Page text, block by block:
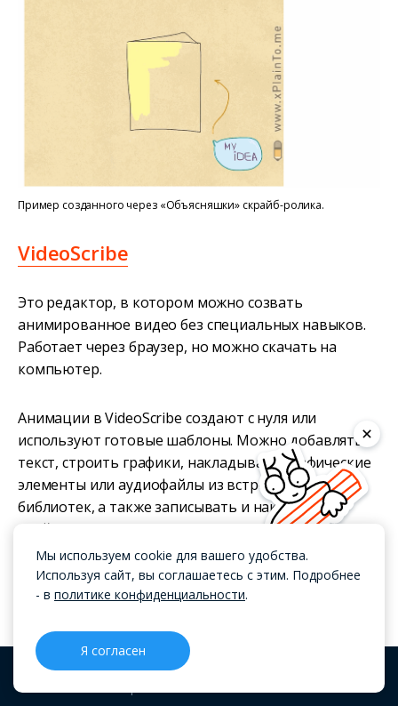
Пример созданного через «Объясняшки» скрайб-ролика.
VideoScribe
Это редактор, в котором можно созвать
анимированное видео без специальных навыков.
Работает через браузер, но можно скачать на
компьютер.
Анимации в VideoScribe создают с нуля или
используют готовые шаблоны. Можно добавлять
текст, строить графики, накладывать графические
элементы или аудиофайлы из встроенных
библиотек, а также записывать и накладывать
свой голос.
Лучшие нейросети для
создания видео
Мы используем cookie для вашего удобства.
Используя сайт, вы соглашаетесь с этим. Подробнее
- в политике конфиденциальности.
Я согласен